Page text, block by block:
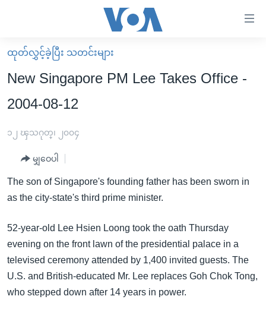
လွယ်ကူ
စေ
သည့်
များ
မူလစာမျက်နှာ
မြန်မာ
ကမ္ဘာ့သတင်းများ
ရပ်ဝန်းတခု လမ်းတခု အလွန်
မကြေးမုံရဲ့ အင်္ဂလိပ်စာ
ရုပ်ရှင်ထဲက အင်္ဂလိပ်စာ
သုတပဒေသာ အင်္ဂလိပ်စာ
ရေဒီယို
တီဗွီ
ရေဒီယိုနှင့်ရုပ်သံ အချက်အလက်များ
ရေဒီယို/တီဗွီအစီအစဉ်
Learning English
ထုတ်လွှင့်ခဲ့ပြီး သတင်းများ
New Singapore PM Lee Takes Office -
2004-08-12
၁၂ ၾသဂုတ္၊ ၂၀၀၄
မျှဝေပါ
The son of Singapore's founding father has been sworn in
as the city-state's third prime minister.
52-year-old Lee Hsien Loong took the oath Thursday
evening on the front lawn of the presidential palace in a
televised ceremony attended by 1,400 invited guests. The
U.S. and British-educated Mr. Lee replaces Goh Chok Tong,
who stepped down after 14 years in power.